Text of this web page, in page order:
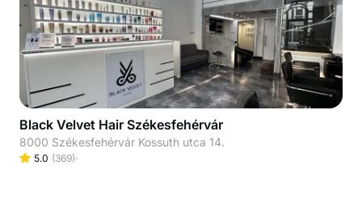
Black Velvet Hair Székesfehérvár
8000 Székesfehérvár Kossuth utca 14.
5.0 (369)